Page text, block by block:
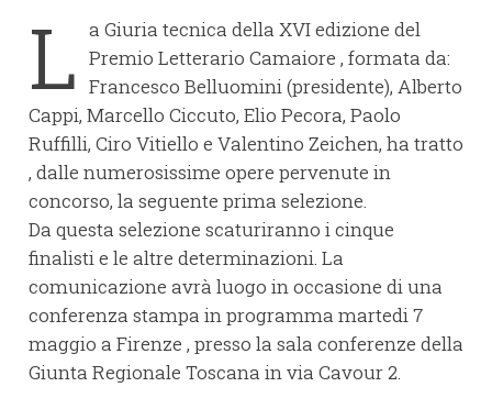
L a Giuria tecnica della XVI edizione del
Premio Letterario Camaiore , formata da:
Francesco Belluomini (presidente), Alberto
Cappi, Marcello Ciccuto, Elio Pecora, Paolo
Ruffilli, Ciro Vitiello e Valentino Zeichen, ha tratto
, dalle numerosissime opere pervenute in
concorso, la seguente prima selezione.
Da questa selezione scaturiranno i cinque
finalisti e le altre determinazioni. La
comunicazione avrà luogo in occasione di una
conferenza stampa in programma martedi 7
maggio a Firenze , presso la sala conferenze della
Giunta Regionale Toscana in via Cavour 2.